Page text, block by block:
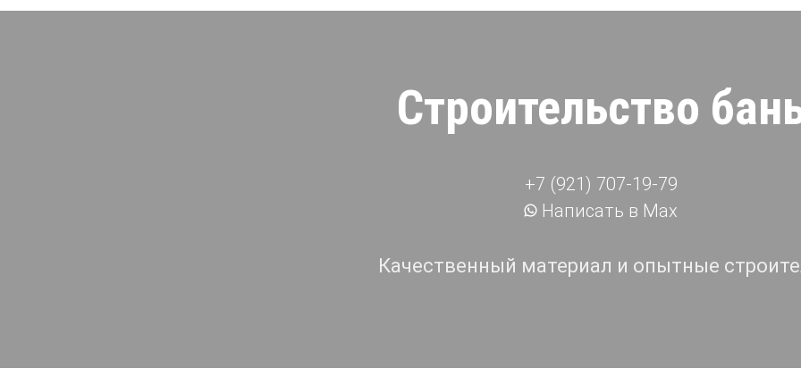
Строительство
+7 (921) 707-19-79
Написать в Max
Качественный материал и опытные